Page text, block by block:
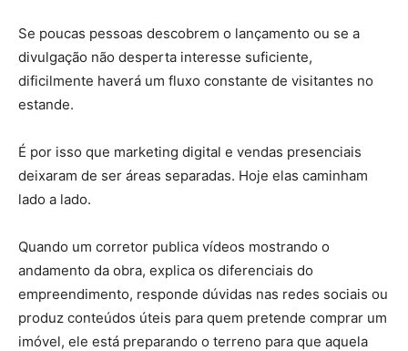
Se poucas pessoas descobrem o lançamento ou se a
divulgação não desperta interesse suficiente,
dificilmente haverá um fluxo constante de visitantes no
estande.
É por isso que marketing digital e vendas presenciais
deixaram de ser áreas separadas. Hoje elas caminham
lado a lado.
Quando um corretor publica vídeos mostrando o
andamento da obra, explica os diferenciais do
empreendimento, responde dúvidas nas redes sociais ou
produz conteúdos úteis para quem pretende comprar um
imóvel, ele está preparando o terreno para que aquela